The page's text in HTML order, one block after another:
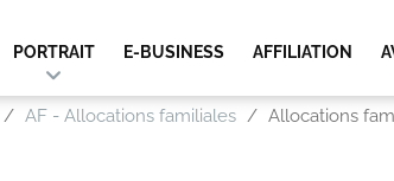
PORTRAIT E-BUSINESS AFFILIATION
AF - Allocations familiales Allocations